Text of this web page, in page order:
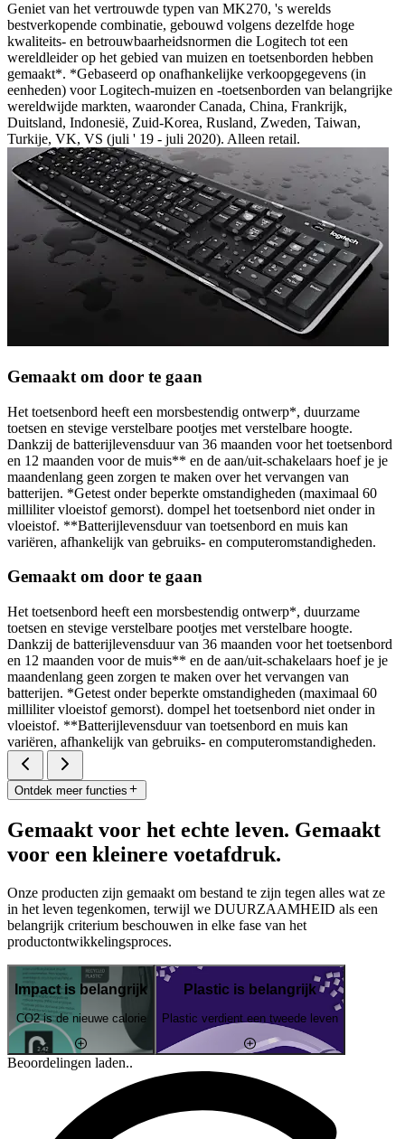
Geniet van het vertrouwde typen van MK270, 's werelds
bestverkopende combinatie, gebouwd volgens dezelfde hoge
kwaliteits- en betrouwbaarheidsnormen die Logitech tot een
wereldleider op het gebied van muizen en toetsenborden hebben
gemaakt*. *Gebaseerd op onafhankelijke verkoopgegevens (in
eenheden) voor Logitech-muizen en -toetsenborden van belangrijke
wereldwijde markten, waaronder Canada, China, Frankrijk,
Duitsland, Indonesië, Zuid-Korea, Rusland, Zweden, Taiwan,
Turkije, VK, VS (juli ' 19 - juli 2020). Alleen retail.
Gemaakt om door te gaan
Het toetsenbord heeft een morsbestendig ontwerp*, duurzame
toetsen en stevige verstelbare pootjes met verstelbare hoogte.
Dankzij de batterijlevensduur van 36 maanden voor het toetsenbord
en 12 maanden voor de muis** en de aan/uit-schakelaars hoef je je
maandenlang geen zorgen te maken over het vervangen van
batterijen. *Getest onder beperkte omstandigheden (maximaal 60
milliliter vloeistof gemorst). dompel het toetsenbord niet onder in
vloeistof. **Batterijlevensduur van toetsenbord en muis kan
variëren, afhankelijk van gebruiks- en computeromstandigheden.
Gemaakt om door te gaan
Het toetsenbord heeft een morsbestendig ontwerp*, duurzame
toetsen en stevige verstelbare pootjes met verstelbare hoogte.
Dankzij de batterijlevensduur van 36 maanden voor het toetsenbord
en 12 maanden voor de muis** en de aan/uit-schakelaars hoef je je
maandenlang geen zorgen te maken over het vervangen van
batterijen. *Getest onder beperkte omstandigheden (maximaal 60
milliliter vloeistof gemorst). dompel het toetsenbord niet onder in
vloeistof. **Batterijlevensduur van toetsenbord en muis kan
variëren, afhankelijk van gebruiks- en computeromstandigheden.
Ontdek meer functies
Gemaakt voor het echte leven. Gemaakt
voor een kleinere voetafdruk.
Onze producten zijn gemaakt om bestand te zijn tegen alles wat ze
in het leven tegenkomen, terwijl we DUURZAAMHEID als een
belangrijk criterium beschouwen in elke fase van het
productontwikkelingsproces.
Impact is belangrijk
CO2 is de nieuwe calorie
Plastic is belangrijk
Plastic verdient een tweede leven
Beoordelingen laden..